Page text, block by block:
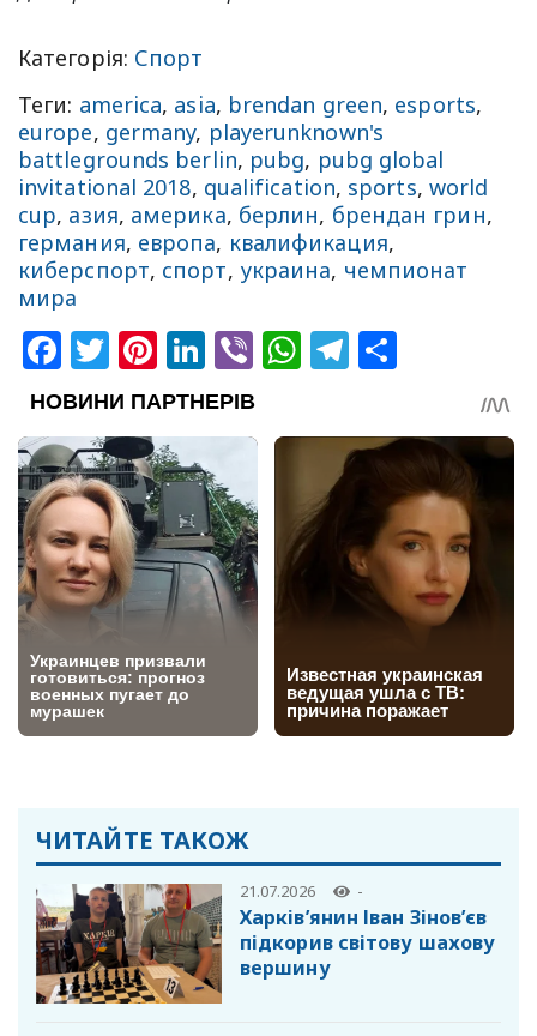
Категорія: Спорт
Теги: america, asia, brendan green, esports,
europe, germany, playerunknown's
battlegrounds berlin, pubg, pubg global
invitational 2018, qualification, sports, world
cup, азия, америка, берлин, брендан грин,
германия, европа, квалификация,
киберспорт, спорт, украина, чемпионат
мира
Facebook
Twitter
Pinterest
LinkedIn
ViberWhatsApp
Telegram
ЧИТАЙТЕ ТАКОЖ
21.07.2026 -
Харків’янин Іван Зінов’єв
підкорив світову шахову
вершину